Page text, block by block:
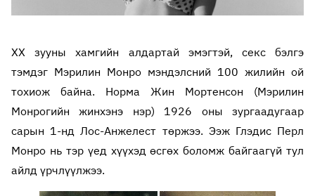
XX зууны хамгийн алдартай эмэгтэй, секс бэлгэ
тэмдэг Мэрилин Монро мэндэлсний 100 жилийн ой
тохиож байна. Норма Жин Мортенсон (Мэрилин
Монрогийн жинхэнэ нэр) 1926 оны зургаадугаар
сарын 1-нд Лос-Анжелест төржээ. Ээж Глэдис Перл
Монро нь тэр үед хүүхэд өсгөх боломж байгаагүй тул
айлд үрчлүүлжээ.